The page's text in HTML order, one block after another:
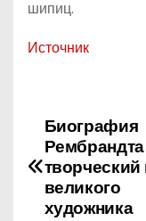
шипиц.
Источник
Н
а
Биография
Рембрандта
творческий
великого
художника